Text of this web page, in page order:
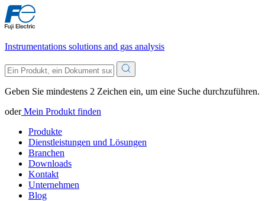
Instrumentations solutions and gas analysis
Geben Sie mindestens 2 Zeichen ein, um eine Suche durchzuführen.
oderMein Produkt finden
Produkte
Dienstleistungen und Lösungen
Branchen
Downloads
Kontakt
Unternehmen
Blog